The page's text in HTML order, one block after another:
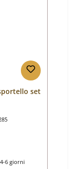
set
6 giorni